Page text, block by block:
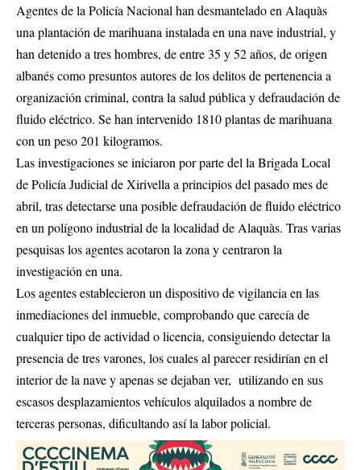
Agentes de la Policía Nacional han desmantelado en Alaquàs
una plantación de marihuana instalada en una nave industrial, y
han detenido a tres hombres, de entre 35 y 52 años, de origen
albanés como presuntos autores de los delitos de pertenencia a
organización criminal, contra la salud pública y defraudación de
fluido eléctrico. Se han intervenido 1810 plantas de marihuana
con un peso 201 kilogramos.
Las investigaciones se iniciaron por parte del la Brigada Local
de Policía Judicial de Xirivella a principios del pasado mes de
abril, tras detectarse una posible defraudación de fluido eléctrico
en un polígono industrial de la localidad de Alaquàs. Tras varias
pesquisas los agentes acotaron la zona y centraron la
investigación en una.
Los agentes establecieron un dispositivo de vigilancia en las
inmediaciones del inmueble, comprobando que carecía de
cualquier tipo de actividad o licencia, consiguiendo detectar la
presencia de tres varones, los cuales al parecer residirían en el
interior de la nave y apenas se dejaban ver, utilizando en sus
escasos desplazamientos vehículos alquilados a nombre de
terceras personas, dificultando así la labor policial.